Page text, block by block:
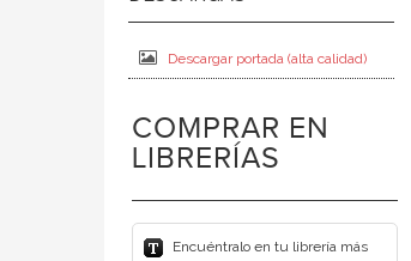
Descargar portada (alta calidad)
COMPRAR EN
LIBRERÍAS
Encuéntralo en tu librería más